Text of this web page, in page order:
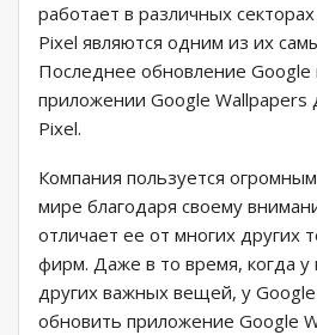
работает в различных
Pixel являются одним из их
Последнее обновление Google
приложении Google Wallpapers
Pixel.
Компания пользуется
мире благодаря своему
отличает ее от многих других
фирм. Даже в то время, когда у
других важных вещей, у
обновить приложение Google